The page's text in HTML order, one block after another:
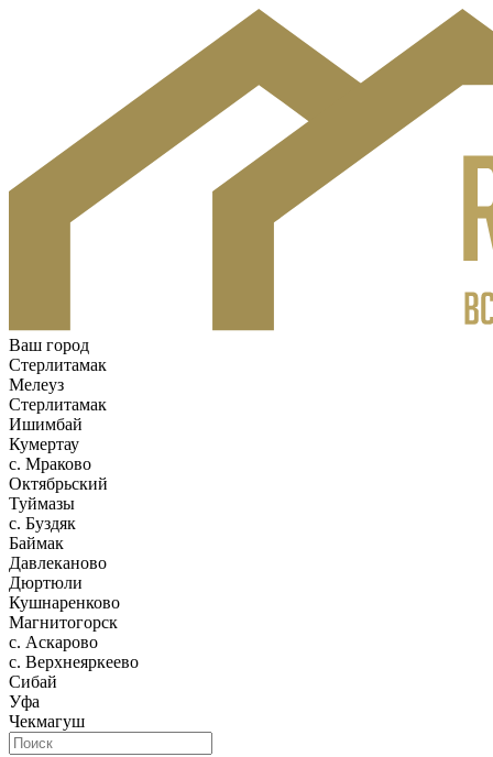
Ваш город
Стерлитамак
Мелеуз
Стерлитамак
Ишимбай
Кумертау
c. Мраково
Октябрьский
Туймазы
c. Буздяк
Баймак
Давлеканово
Дюртюли
Кушнаренково
Магнитогорск
с. Аскарово
с. Верхнеяркеево
Сибай
Уфа
Чекмагуш